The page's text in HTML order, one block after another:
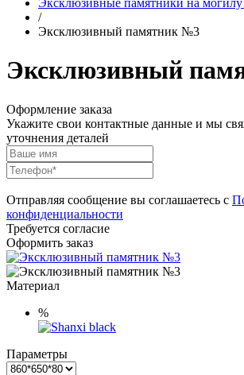
Эксклюзивные памятники на могилу
/
Эксклюзивный памятник №3
Эксклюзивный
Оформление заказа
Укажите свои контактные данные и мы
уточнения деталей
Отправляя сообщение вы соглашаетесь с
конфиденциальности
Требуется согласие
Оформить заказ
Материал
%
Параметры